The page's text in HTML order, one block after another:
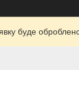
буде